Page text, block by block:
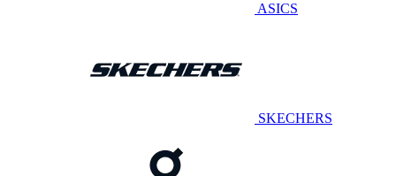
ASICS
SKECHERS